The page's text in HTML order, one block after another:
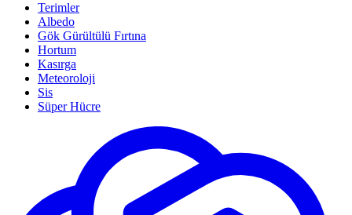
Terimler
Albedo
Gök Gürültülü Fırtına
Hortum
Kasırga
Meteoroloji
Sis
Süper Hücre